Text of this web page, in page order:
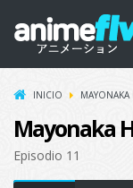
INICIO MAYONAKA
Mayonaka
Episodio 11